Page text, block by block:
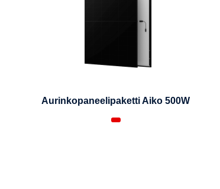
Aurinkopaneelipaketti Aiko 500W